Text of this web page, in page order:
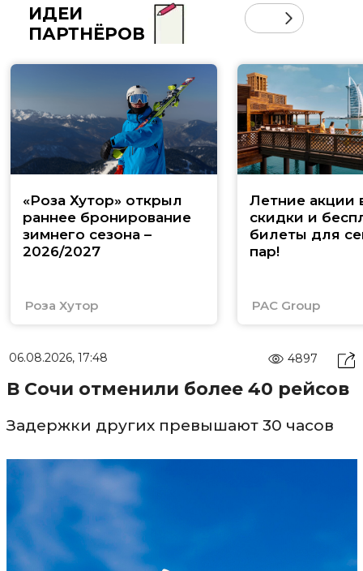
ИДЕИ
ПАРТНЁРОВ
«Роза Хутор» открыл
раннее бронирование
зимнего сезона –
2026/2027
Роза Хутор
Летние акции
скидки и
билеты для
пар!
PAC Group
06.08.2026, 17:48 4897
В Сочи отменили более 40 рейсов
Задержки других превышают 30 часов